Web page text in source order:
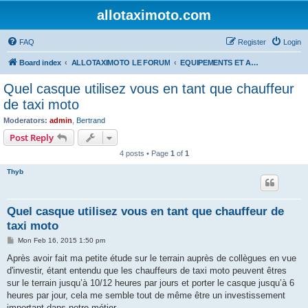
allotaximoto.com
FAQ Login
Register
Board index ALLOTAXIMOTO LE FORUM EQUIPEMENTS ET ACCESSOIRES
Quel casque utilisez vous en tant que chauffeur
de taxi moto
Moderators: admin Bertrand
Post Reply
4 posts • Page 1 of 1
Thyb
Quel casque utilisez vous en tant que chauffeur de
taxi moto
P
s
Mon Feb 16, 2015 1:50 pm
Après avoir fait ma petite étude sur le terrain auprès de collègues en vue
d'investir, étant entendu que les chauffeurs de taxi moto peuvent êtres
sur le terrain jusqu’à 10/12 heures par jours et porter le casque jusqu’à 6
heures par jour, cela me semble tout de même être un investissement